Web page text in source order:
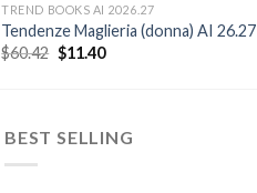
TREND BOOKS AI 2026.27
Tendenze Maglieria (donna) AI 26.27
$60.42 Il
prezzo
$11.40Il
BEST SELLING